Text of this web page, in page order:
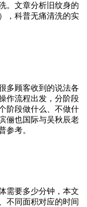
。文章分析旧纹身的
，科普无痛清洗的实
多顾客收到的说法各
作流程出发，分阶段
阶段做什么、不做什
俪也国际与吴秋辰老
参考。
需要多少分钟，本文
不同面积对应的时间